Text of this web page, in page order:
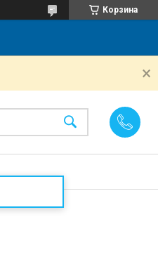
Корзина